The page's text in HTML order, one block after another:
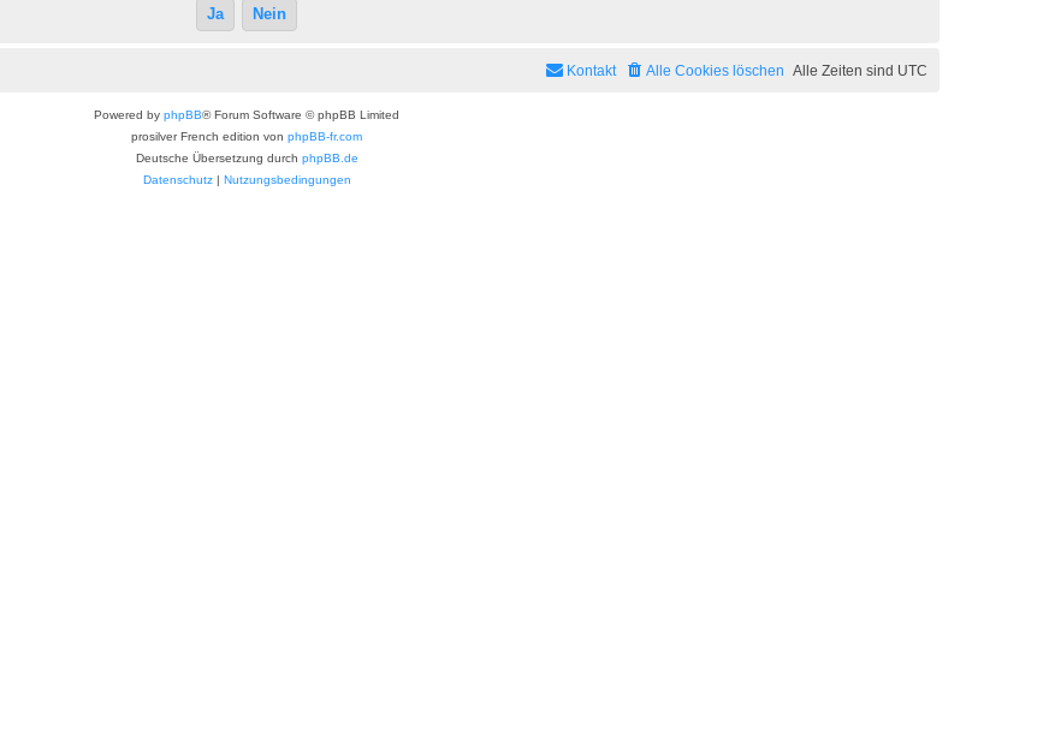
Alle Zeiten sind UTC
Alle Cookies löschen
Kontakt
Powered by phpBB® Forum Software © phpBB Limited
prosilver French edition von phpBB-fr.com
Deutsche Übersetzung durch phpBB.de
Datenschutz| Nutzungsbedingungen